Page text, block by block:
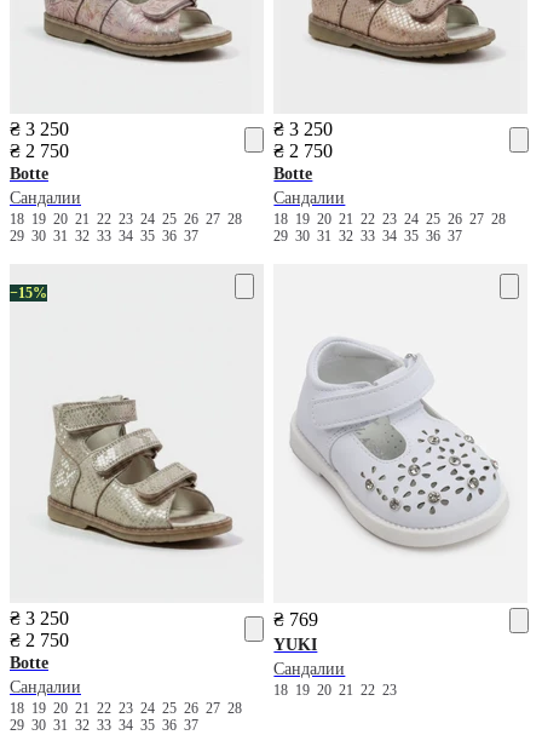
₴ 3 250
₴ 2 750
Botte
Сандалии
18 19 20 21 22 23 24 25 26 27 28
29 30 31 32 33 34 35 36 37
₴ 3 250
₴ 2 750
Botte
Сандалии
18 19202122232425262728
293031323334353637
−15%
₴ 3 250
₴ 2 750
Botte
Сандалии
18 19 20 21 22 23 24 25 26 27 28
29 30 31 32 33 34 35 36 37
₴ 769
YUKI
Сандалии
18 1920212223